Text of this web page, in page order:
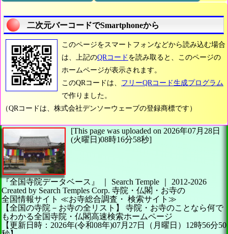
二次元バーコードでSmartphoneから
このページをスマートフォンなどから読み込む場合
は、上記のQRコード を読み取ると、このページの
ホームページが表示されます。
このQRコードは、 フリーQRコード生成プログラム
で作りました。
（QRコードは、株式会社デンソーウェーブの登録商標です）
[This page was uploaded on 2026年07月28日
(火曜日)08時16分58秒]
『全国寺院データベース』 ｜ Search Temple
2012-2026
Created by Search Temples Corp. 寺院・仏閣・お寺の
全国情報サイト ≪お寺総合調査・ 検索サイト≫
【全国の寺院－お寺の全リスト】
寺院・お寺のことなら何で
もわかる全国寺院・仏閣高速検索ホームページ
【更新日時：2026年(令和08年)07月27日（月曜日）12時56分50